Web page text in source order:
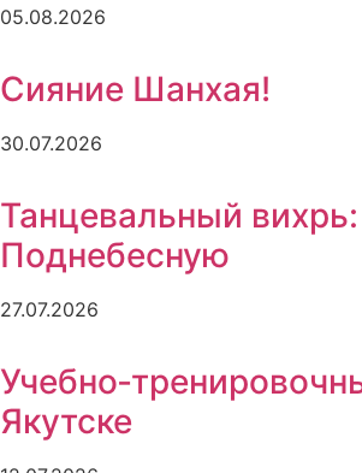
05.08.2026
Сияние Шанхая!
30.07.2026
Танцевальный
Поднебесную
27.07.2026
Якутске